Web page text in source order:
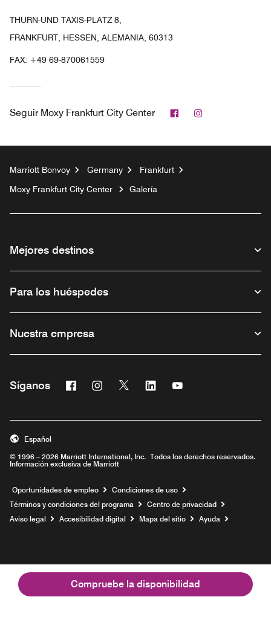
Compruebe la disponibilidad
THURN-UND TAXIS-PLATZ 8,
FRANKFURT, HESSEN, ALEMANIA, 60313
FAX: +49 69-870061559
Seguir Moxy Frankfurt City Center Facebook
Marriott Bonvoy Germany
Frankfurt
Moxy Frankfurt City Center
Galería
Mejores destinos
Para los huéspedes
Nuestra empresa
Síganos Facebook
Abre una ventana nueva
Instagram
Abre una ventana nueva
Twitter
Abre una ventana nueva
Linkedin
Abre una ventana nueva
Abre una ventana
© 1996 – 2026 Marriott International, Inc. Todos los derechos reservados.
Información exclusiva de Marriott
Español
Oportunidades de empleo Abre una ventana nueva
Condiciones de uso
Términos y condiciones del programa
Centro de privacidad
Aviso legal
Accesibilidad digital Mapa del sitio Ayuda